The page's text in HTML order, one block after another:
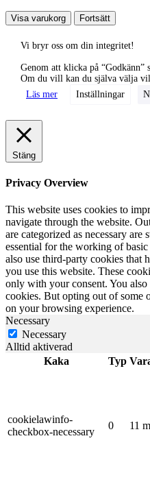
Visa varukorg Fortsätt
Vi bryr oss om din integritet!
Genom att klicka på “Godkänn”
Om du vill kan du själva välja
Läs mer
Inställningar
Stäng
Privacy Overview
This website uses cookies to
navigate through the website.
are categorized as necessary
essential for the working of
also use third-party cookies that
you use this website. These
only with your consent. You
cookies. But opting out of some
on your browsing experience.
Necessary
Necessary
Alltid aktiverad
Kaka
Typ
cookielawinfo-
checkbox-necessary
0 11